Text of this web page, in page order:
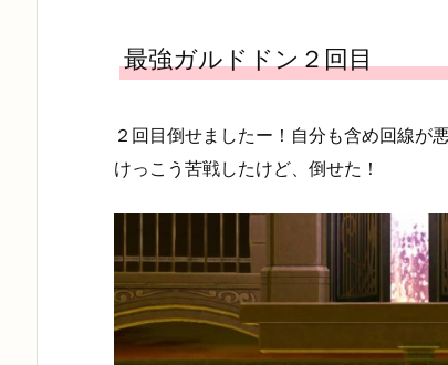
最強ガルドドン２回目
２回目倒せましたー！自分も含め回線が
けっこう苦戦したけど、倒せた！